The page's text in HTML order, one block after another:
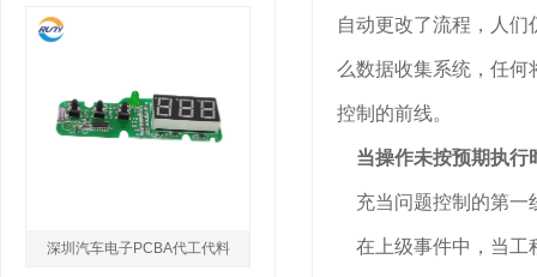
自动更改了流程，人
么数据收集系统，任何
控制的前线。
当操作未按预期执行
充当问题控制的第一
在上级事件中，当工
深圳汽车电子PCBA代工代料